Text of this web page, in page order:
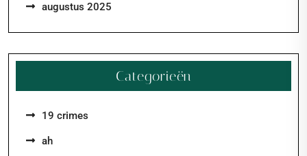
augustus 2025
Categorieën
19 crimes
ah